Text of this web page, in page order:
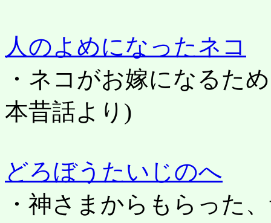
人のよめになったネコ
・ネコがお嫁になるた
本昔話より)
どろぼうたいじのへ
・神さまからもらった